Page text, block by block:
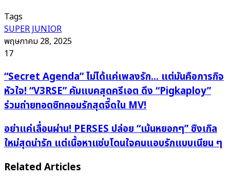
Tags
SUPER JUNIOR
พฤษภาคม 28, 2025
17
“Secret
Agenda”
ไม่
ได้
แค่
เพลง
รัก...
แต่
มัน
“Secret Agenda” ไม่ได้แค่เพลงรัก... แต่มันคือภารกิจ
หัวใจ! “V3RSE” คัมแบคสุดครีเอต ดึง “Pigkaploy”
ร่วมถ่ายทอดซิทคอมรักสุดจี๊ดใน MV!
อย่า
แค่
ผ่าน!
อย่าแค่เลื่อนผ่าน! PERSES ปล่อย “เม้นหยอกๆ” ซิงเกิล
ใหม่สุดน่ารัก แต่เนื้อหาแซ่บโดนใจคนแอบรักแบบเนียน ๆ
Related Articles